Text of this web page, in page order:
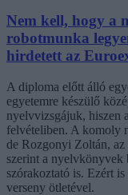
Nem kell, hogy a
robotmunka
hirdetett az
A diploma előtt álló
egyetemre készülő
nyelvvizsgájuk, hiszen
felvételiben. A komoly
de Rozgonyi Zoltán,
szerint a nyelvkönyvek
szórakoztató is. Ezért
verseny ötletével.